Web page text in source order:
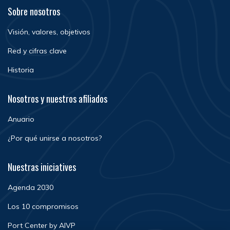
Sobre nosotros
Visión, valores, objetivos
Red y cifras clave
Historia
Nosotros y nuestros afiliados
Anuario
¿Por qué unirse a nosotros?
Nuestras iniciatives
Agenda 2030
Los 10 compromisos
Port Center by AIVP